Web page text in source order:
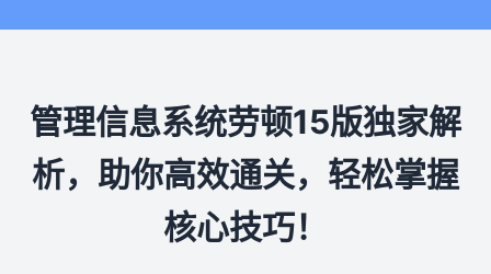
管理信息系统劳顿15版独家解
析，助你高效通关，轻松掌握
核心技巧！